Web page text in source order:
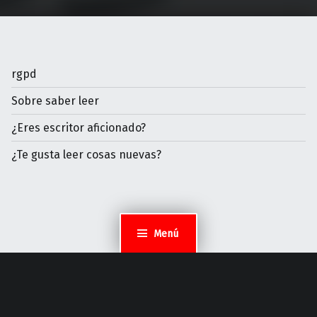
Menú
rgpd
Sobre saber leer
¿Eres escritor aficionado?
¿Te gusta leer cosas nuevas?